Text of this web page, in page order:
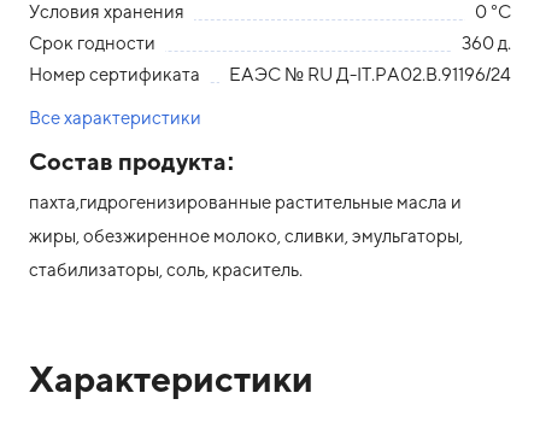
Условия хранения
0 °С
Срок годности
360 д.
Номер сертификата
ЕАЭС № RU Д-IT.РА02.В.91196/24
Все характеристики
Состав продукта:
пахта,гидрогенизированные растительные масла и
жиры, обезжиренное молоко, сливки, эмульгаторы,
стабилизаторы, соль, краситель.
Характеристики